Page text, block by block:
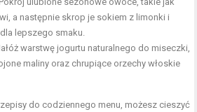
a następnie skrop je sokiem z limonki i
lepszego smaku.
warstwę jogurtu naturalnego do miseczki,
maliny oraz chrupiące orzechy włoskie
do codziennego menu, możesz cieszyć